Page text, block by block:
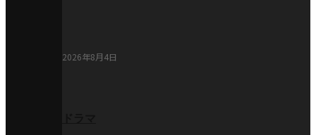
2026年8月4日